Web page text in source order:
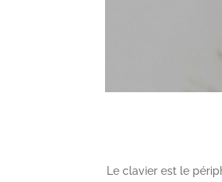
Le clavier est le